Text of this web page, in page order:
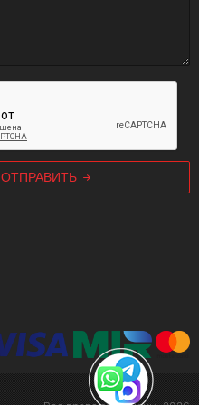
ОТПРАВИТЬ